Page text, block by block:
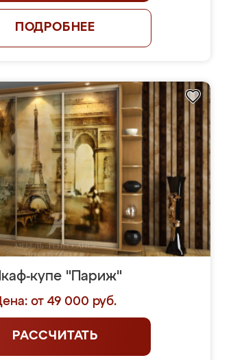
ПОДРОБНЕЕ
купе "Париж"
от 49 000 руб.
РАССЧИТАТЬ